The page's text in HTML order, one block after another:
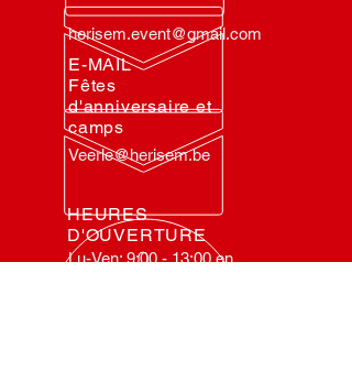
herisem.event@gmail.com
E-MAIL
Fêtes
d'anniversaire et
camps
Veerle@herisem.be
HEURES
D'OUVERTURE
Lu-Ven: 9:00 - 13:00 en